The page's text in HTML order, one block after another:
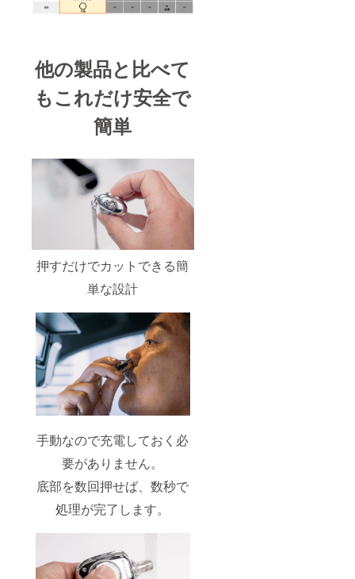
他の製品と比べて
もこれだけ安全で
簡単
押すだけでカットできる簡
単な設計
手動なので充電しておく必
要がありません。
底部を数回押せば、数秒で
処理が完了します。